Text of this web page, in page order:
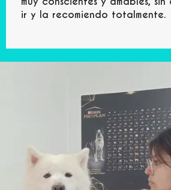
ir y la recomiendo totalmente.